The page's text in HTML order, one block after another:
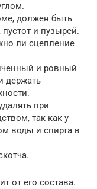
должен быть
пустот и пузырей.
ли сцепление
и ровный
держать
при
так как у
воды и спирта в
от его состава.